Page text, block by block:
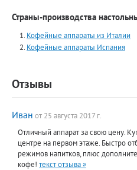
Страны-производства
Кофейные аппараты из Италии
Кофейные аппараты Испания
Отзывы
Иван от 25 августа 2017 г.
Отличный аппарат за свою цену.
центре на первом этаже. Быстро
режимов напитков, плюс
кофе! текст отзыва »